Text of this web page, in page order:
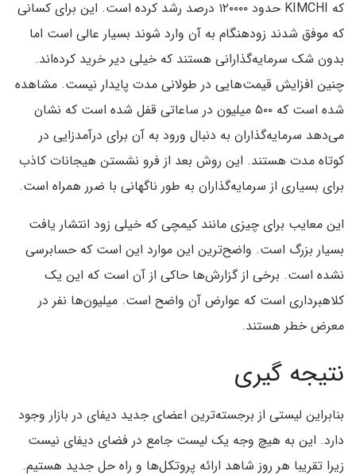
که KIMCHI حدود ۱۲۰۰۰۰ درصد رشد کرده است. این برای کسانی
که موفق شدند زودهنگام به آن وارد شوند بسیار عالی است اما
بدون شک سرمایه‌گذارانی هستند که خیلی دیر خرید کرده‌اند.
چنین افزایش قیمت‌هایی در طولانی مدت پایدار نیست. مشاهده
شده است که ۵۰۰ میلیون در ساعاتی قفل شده است که نشان
می‌دهد سرمایه‌گذاران به دنبال ورود به آن برای درآمدزایی در
کوتاه مدت هستند. این روش بعد از فرو نشستن هیجانات کاذب
برای بسیاری از سرمایه‌گذاران به طور ناگهانی با ضرر همراه است.
این معایب برای چیزی مانند کیمچی که خیلی زود انتشار یافت
بسیار بزرگ است. واضح‌ترین این موارد این است که حسابرسی
نشده‌ است. برخی از گزارش‌ها حاکی از آن است که این یک
کلاهبرداری است که عوارض آن واضح است. میلیون‌ها نفر در
معرض خطر هستند.
نتیجه گیری
بنابراین لیستی از برجسته‌ترین اعضای جدید دیفای در بازار وجود
دارد. این به هیچ وجه یک لیست جامع در فضای دیفای نیست
زیرا تقریبا هر روز شاهد ارائه پروتکل‌ها و راه حل جدید هستیم.